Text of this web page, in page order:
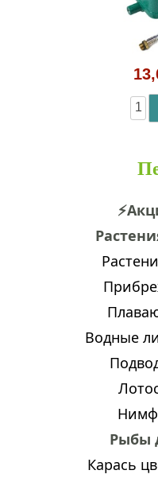
Водные
Рыбы
Карась